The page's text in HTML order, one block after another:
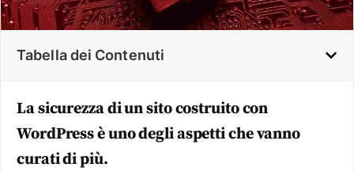
Tabella dei Contenuti
La sicurezza di un sito costruito con
WordPress è uno degli aspetti che vanno
curati di più.